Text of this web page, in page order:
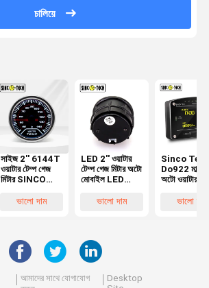
চালিয়ে
সাইজ 2'' 6144T
ওয়াটার টেম্প গেজ
মিটার SINCO
মোবাইল লেড
ভালো দাম
LED 2'' ওয়াটার
টেম্প গেজ মিটার অটো
মোবাইল LED
সিনকো টেক
ভালো দাম
Sinco
Do922
অটো ওয়াটার
ড্যাশবোর্ড
ভালো দাম
আমাদের সাথে যোগাযোগ
Desktop